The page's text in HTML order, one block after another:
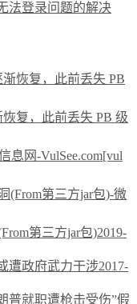
法登录问题的解决
复，此前丢失 PB 级
[vul
第三方jar包)2019-
遭政府武力干涉2017-